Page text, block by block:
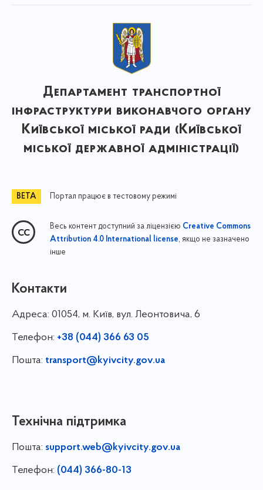
Департамент транспортної
інфраструктури виконавчого органу
Київської міської ради (Київської
міської державної адміністрації)
Портал працює в тестовому режимі
Весь контент доступний за ліцензією Creative Commons
Attribution 4.0 International license, якщо не зазначено
інше
Контакти
Адреса: 01054, м. Київ, вул. Леонтовича, 6
Телефон: +38 (044) 366 63 05
Пошта: transport@kyivcity.gov.ua
Технічна підтримка
Пошта: support.web@kyivcity.gov.ua
Телефон: (044) 366-80-13